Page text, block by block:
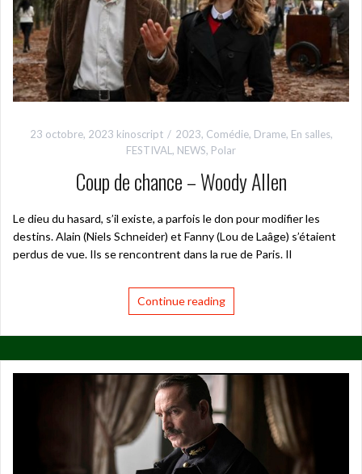
23 octobre, 2023 kinoscript 2023, Comédie, Drame, En salles,
FESTIVAL, NEWS, Polar
Coup de chance – Woody Allen
Le dieu du hasard, s’il existe, a parfois le don pour modifier les
destins. Alain (Niels Schneider) et Fanny (Lou de Laâge) s’étaient
perdus de vue. Ils se rencontrent dans la rue de Paris. Il
Continue reading